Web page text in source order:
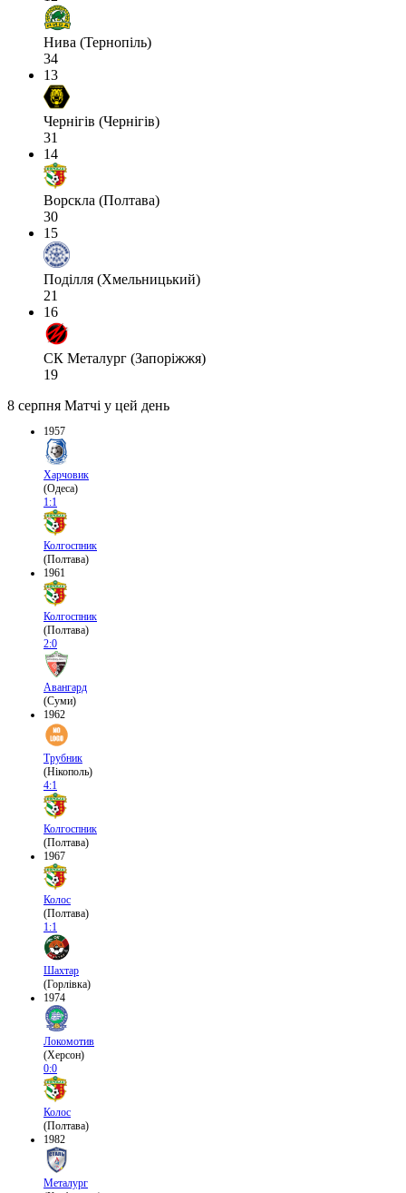
Нива (Тернопіль)
34
13
Чернігів (Чернігів)
31
14
Ворскла (Полтава)
30
15
Поділля (Хмельницький)
21
16
СК Металург (Запоріжжя)
19
8 серпня Матчі у цей день
1957
Харчовик
(Одеса)
1:1
Колгоспник
(Полтава)
1961
Колгоспник
(Полтава)
2:0
Авангард
(Суми)
1962
Трубник
(Нікополь)
4:1
Колгоспник
(Полтава)
1967
Колос
(Полтава)
1:1
Шахтар
(Горлівка)
1974
Локомотив
(Херсон)
0:0
Колос
(Полтава)
1982
Металург